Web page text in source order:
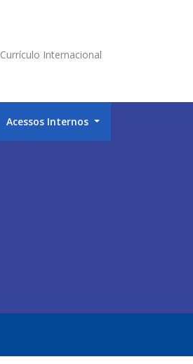
Currículo Internacional
Acessos Internos